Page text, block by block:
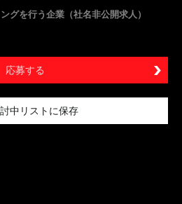
グを行う企業（社名非公開求人）
応募する
中リストに保存